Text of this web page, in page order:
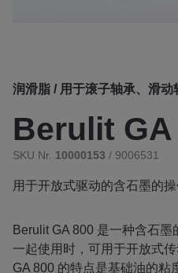
润滑脂 / 用于滚子轴承、滑动
Berulit GA
SKU Nr. 10000153 / 9006531
用于开放式驱动的含石墨的操
Berulit GA 800 是一种含石
一起使用时，可用于开放式
GA 800 的特点是基础油的粘